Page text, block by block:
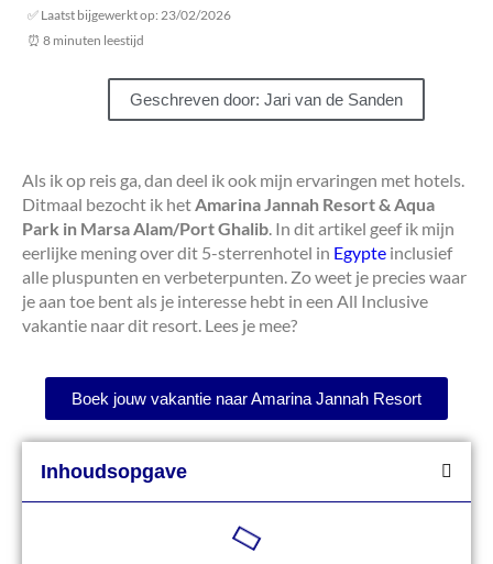
✅ Laatst bijgewerkt op: 23/02/2026
⏰ 8 minuten leestijd
Geschreven door: Jari van de Sanden
Als ik op reis ga, dan deel ik ook mijn ervaringen met hotels.
Ditmaal bezocht ik hetAmarina Jannah Resort & Aqua
Park in Marsa Alam/Port Ghalib. In dit artikel geef ik mijn
eerlijke mening over dit 5-sterrenhotel in Egypte inclusief
alle pluspunten en verbeterpunten. Zo weet je precies waar
je aan toe bent als je interesse hebt in een All Inclusive
vakantie naar dit resort. Lees je mee?
Boek jouw vakantie naar Amarina Jannah Resort
Inhoudsopgave